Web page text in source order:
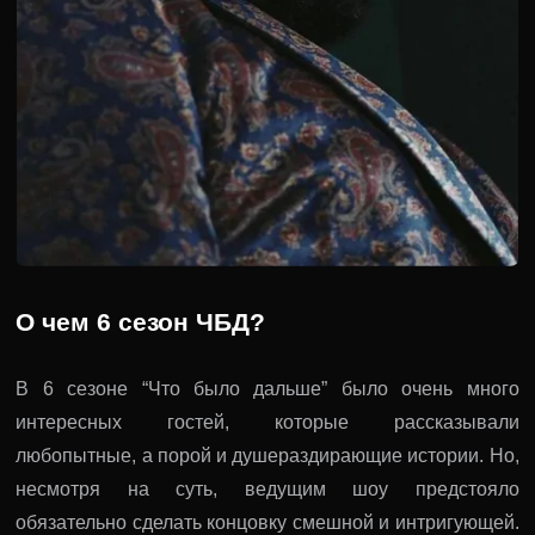
О чем 6 сезон ЧБД?
В 6 сезоне “Что было дальше” было очень много
интересных гостей, которые рассказывали
любопытные, а порой и душераздирающие истории. Но,
несмотря на суть, ведущим шоу предстояло
обязательно сделать концовку смешной и интригующей.